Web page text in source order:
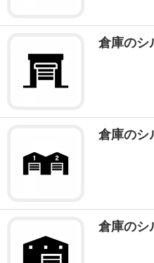
倉庫のシ
倉庫のシ
倉庫のシ